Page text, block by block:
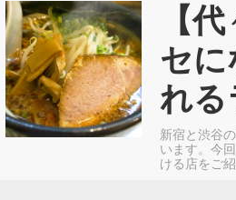
【
セに
れる
新宿と渋谷
います。今
ける店をご